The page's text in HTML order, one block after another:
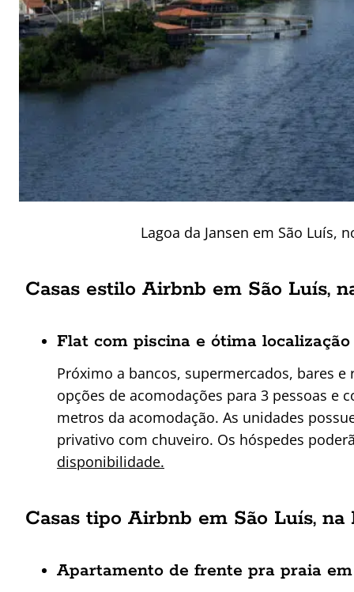
Lagoa da Jansen em São Luís,
Casas estilo Airbnb em São Luís,
Flat com piscina e ótima
Próximo a bancos, supermercados, bares
opções de acomodações para 3 pessoas e
metros da acomodação. As unidades
privativo com chuveiro. Os hóspedes
disponibilidade.
Casas tipo Airbnb em São Luís,
Apartamento de frente pra praia